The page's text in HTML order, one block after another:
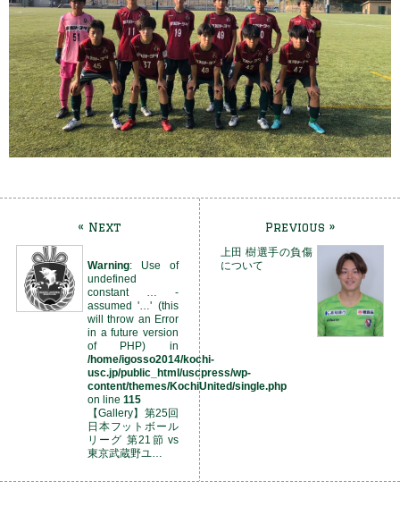
« Next
Warning: Use of
undefined
constant … -
assumed '…' (this
will throw an Error
in a future version
of PHP) in
/home/igosso2014/kochi-
usc.jp/public_html/uscpress/wp-
content/themes/KochiUnited/single.php
on line 115
【Gallery】第25回
日本フットボール
リーグ 第21節 vs
東京武蔵野ユ…
Previous »
上田 樹選手の負傷
について